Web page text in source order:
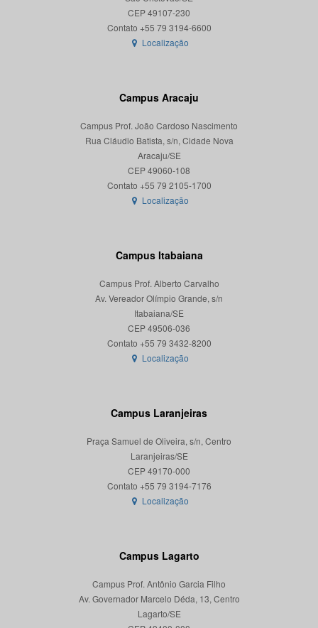
CEP 49107-230
Localização
Campus Aracaju
Campus Prof. João Cardoso Nascimento
Rua Cláudio Batista, s/n, Cidade Nova
Aracaju/SE
CEP 49060-108
Localização
Campus Itabaiana
Campus Prof. Alberto Carvalho
Av. Vereador Olímpio Grande, s/n
Itabaiana/SE
CEP 49506-036
Localização
Campus Laranjeiras
Praça Samuel de Oliveira, s/n, Centro
Laranjeiras/SE
CEP 49170-000
Localização
Campus Lagarto
Campus Prof. Antônio Garcia Filho
Av. Governador Marcelo Déda, 13, Centro
Lagarto/SE